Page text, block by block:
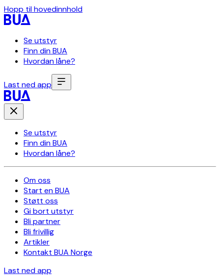
Hopp til hovedinnhold
Se utstyr
Finn din BUA
Hvordan låne?
Last ned app
Se utstyr
Finn din BUA
Hvordan låne?
Om oss
Start en BUA
Støtt oss
Gi bort utstyr
Bli partner
Bli frivillig
Artikler
Kontakt BUA Norge
Last ned app